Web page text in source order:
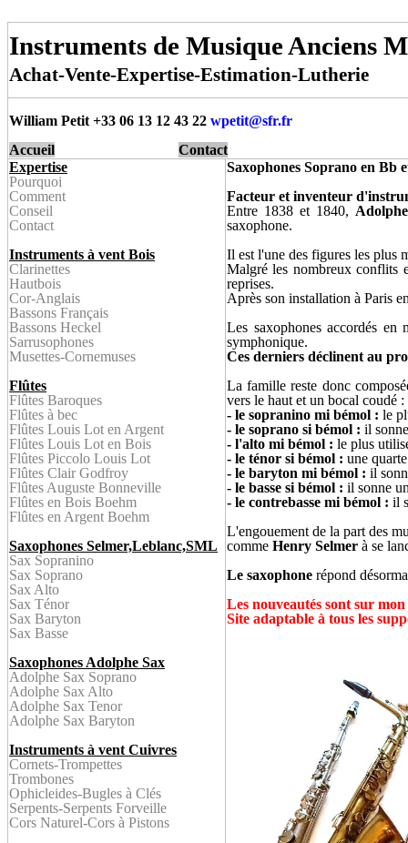
Instruments de Musique Anciens
Achat-Vente-Expertise-Estimation-Lutherie
William Petit +33 06 13 12 43 22 wpetit@sfr.fr
Accueil
Contact
Expertise
Pourquoi
Comment
Conseil
Contact
Instruments à vent Bois
Clarinettes
Hautbois
Cor-Anglais
Bassons Français
Bassons Heckel
Sarrusophones
Musettes-Cornemuses
Flûtes
Flûtes Baroques
Flûtes à bec
Flûtes Louis Lot en Argent
Flûtes Louis Lot en Bois
Flûtes Piccolo Louis Lot
Flûtes Clair Godfroy
Flûtes Auguste Bonneville
Flûtes en Bois Boehm
Flûtes en Argent Boehm
Saxophones Selmer,Leblanc,SML
Sax Sopranino
Sax Soprano
Sax Alto
Sax Ténor
Sax Baryton
Sax Basse
Saxophones Adolphe Sax
Adolphe Sax Soprano
Adolphe Sax Alto
Adolphe Sax Tenor
Adolphe Sax Baryton
Instruments à vent Cuivres
Cornets-Trompettes
Trombones
Ophicleides-Bugles à Clés
Serpents-Serpents Forveille
Cors Naturel-Cors à Pistons
Saxophones Soprano en Bb
Facteur et inventeur
Entre 1838 et 1840,
saxophone.
Il est l'une des figures les plus
Malgré les nombreux conflits
reprises.
Après son installation à Paris
Les saxophones accordés en
symphonique.
Ces derniers déclinent au
La famille reste donc
vers le haut et un bocal coudé :
- le sopranino mi bémol : le
- le soprano si bémol : il
- l'alto mi bémol : le plus
- le ténor si bémol : une
- le baryton mi bémol : il
- le basse si bémol : il sonne
- le contrebasse mi bémol : il
L'engouement de la part des
comme Henry Selmer à se
Le saxophone répond
Les nouveautés sont sur
Site adaptable à tous les